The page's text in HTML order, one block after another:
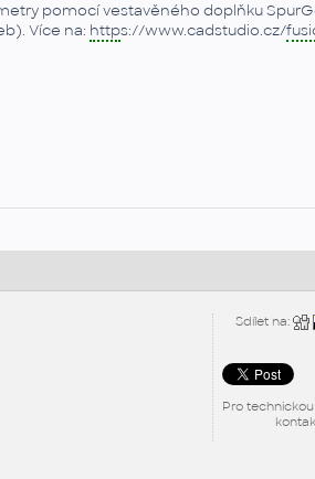
pomocí vestavěného doplňku
Více na: https://www.cadstudio.cz/
Sdílet na:
Pro